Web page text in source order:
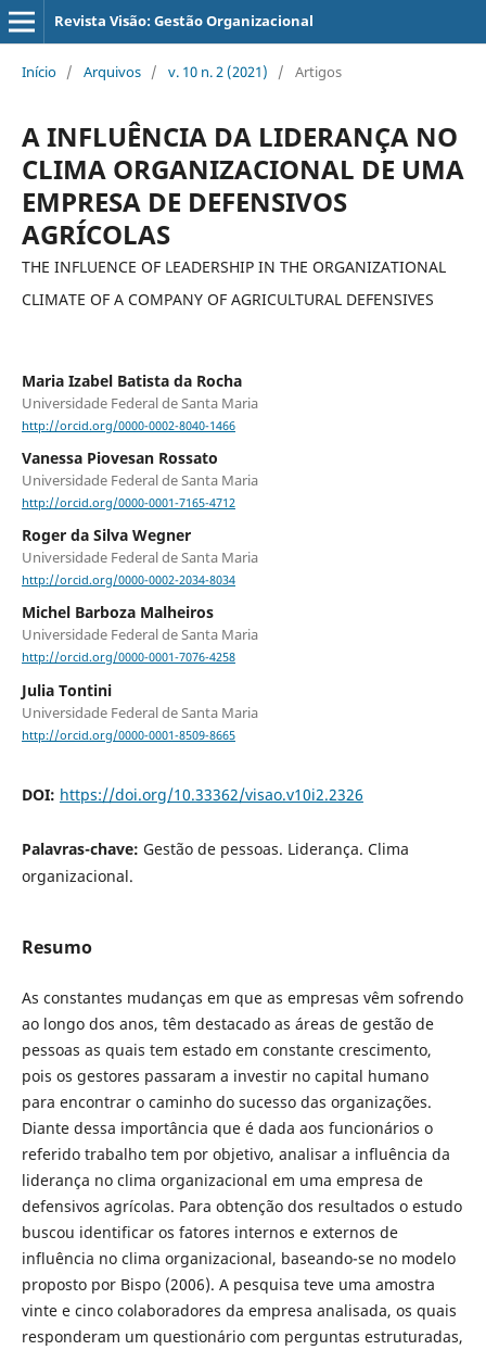
Revista Visão: Gestão Organizacional
Início / Arquivos / v. 10 n. 2 (2021) / Artigos
A INFLUÊNCIA DA LIDERANÇA NO
CLIMA ORGANIZACIONAL DE UMA
EMPRESA DE DEFENSIVOS
AGRÍCOLAS
THE INFLUENCE OF LEADERSHIP IN THE ORGANIZATIONAL
CLIMATE OF A COMPANY OF AGRICULTURAL DEFENSIVES
Maria Izabel Batista da Rocha
Universidade Federal de Santa Maria
http://orcid.org/0000-0002-8040-1466
Vanessa Piovesan Rossato
Universidade Federal de Santa Maria
http://orcid.org/0000-0001-7165-4712
Roger da Silva Wegner
Universidade Federal de Santa Maria
http://orcid.org/0000-0002-2034-8034
Michel Barboza Malheiros
Universidade Federal de Santa Maria
http://orcid.org/0000-0001-7076-4258
Julia Tontini
Universidade Federal de Santa Maria
http://orcid.org/0000-0001-8509-8665
DOI: https://doi.org/10.33362/visao.v10i2.2326
Palavras-chave: Gestão de pessoas. Liderança. Clima
organizacional.
Resumo
As constantes mudanças em que as empresas vêm sofrendo
ao longo dos anos, têm destacado as áreas de gestão de
pessoas as quais tem estado em constante crescimento,
pois os gestores passaram a investir no capital humano
para encontrar o caminho do sucesso das organizações.
Diante dessa importância que é dada aos funcionários o
referido trabalho tem por objetivo, analisar a influência da
liderança no clima organizacional em uma empresa de
defensivos agrícolas. Para obtenção dos resultados o estudo
buscou identificar os fatores internos e externos de
influência no clima organizacional, baseando-se no modelo
proposto por Bispo (2006). A pesquisa teve uma amostra
vinte e cinco colaboradores da empresa analisada, os quais
responderam um questionário com perguntas estruturadas,